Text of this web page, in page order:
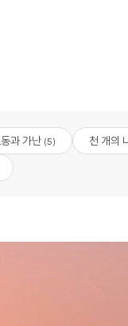
과 가난 (5) 천 개의